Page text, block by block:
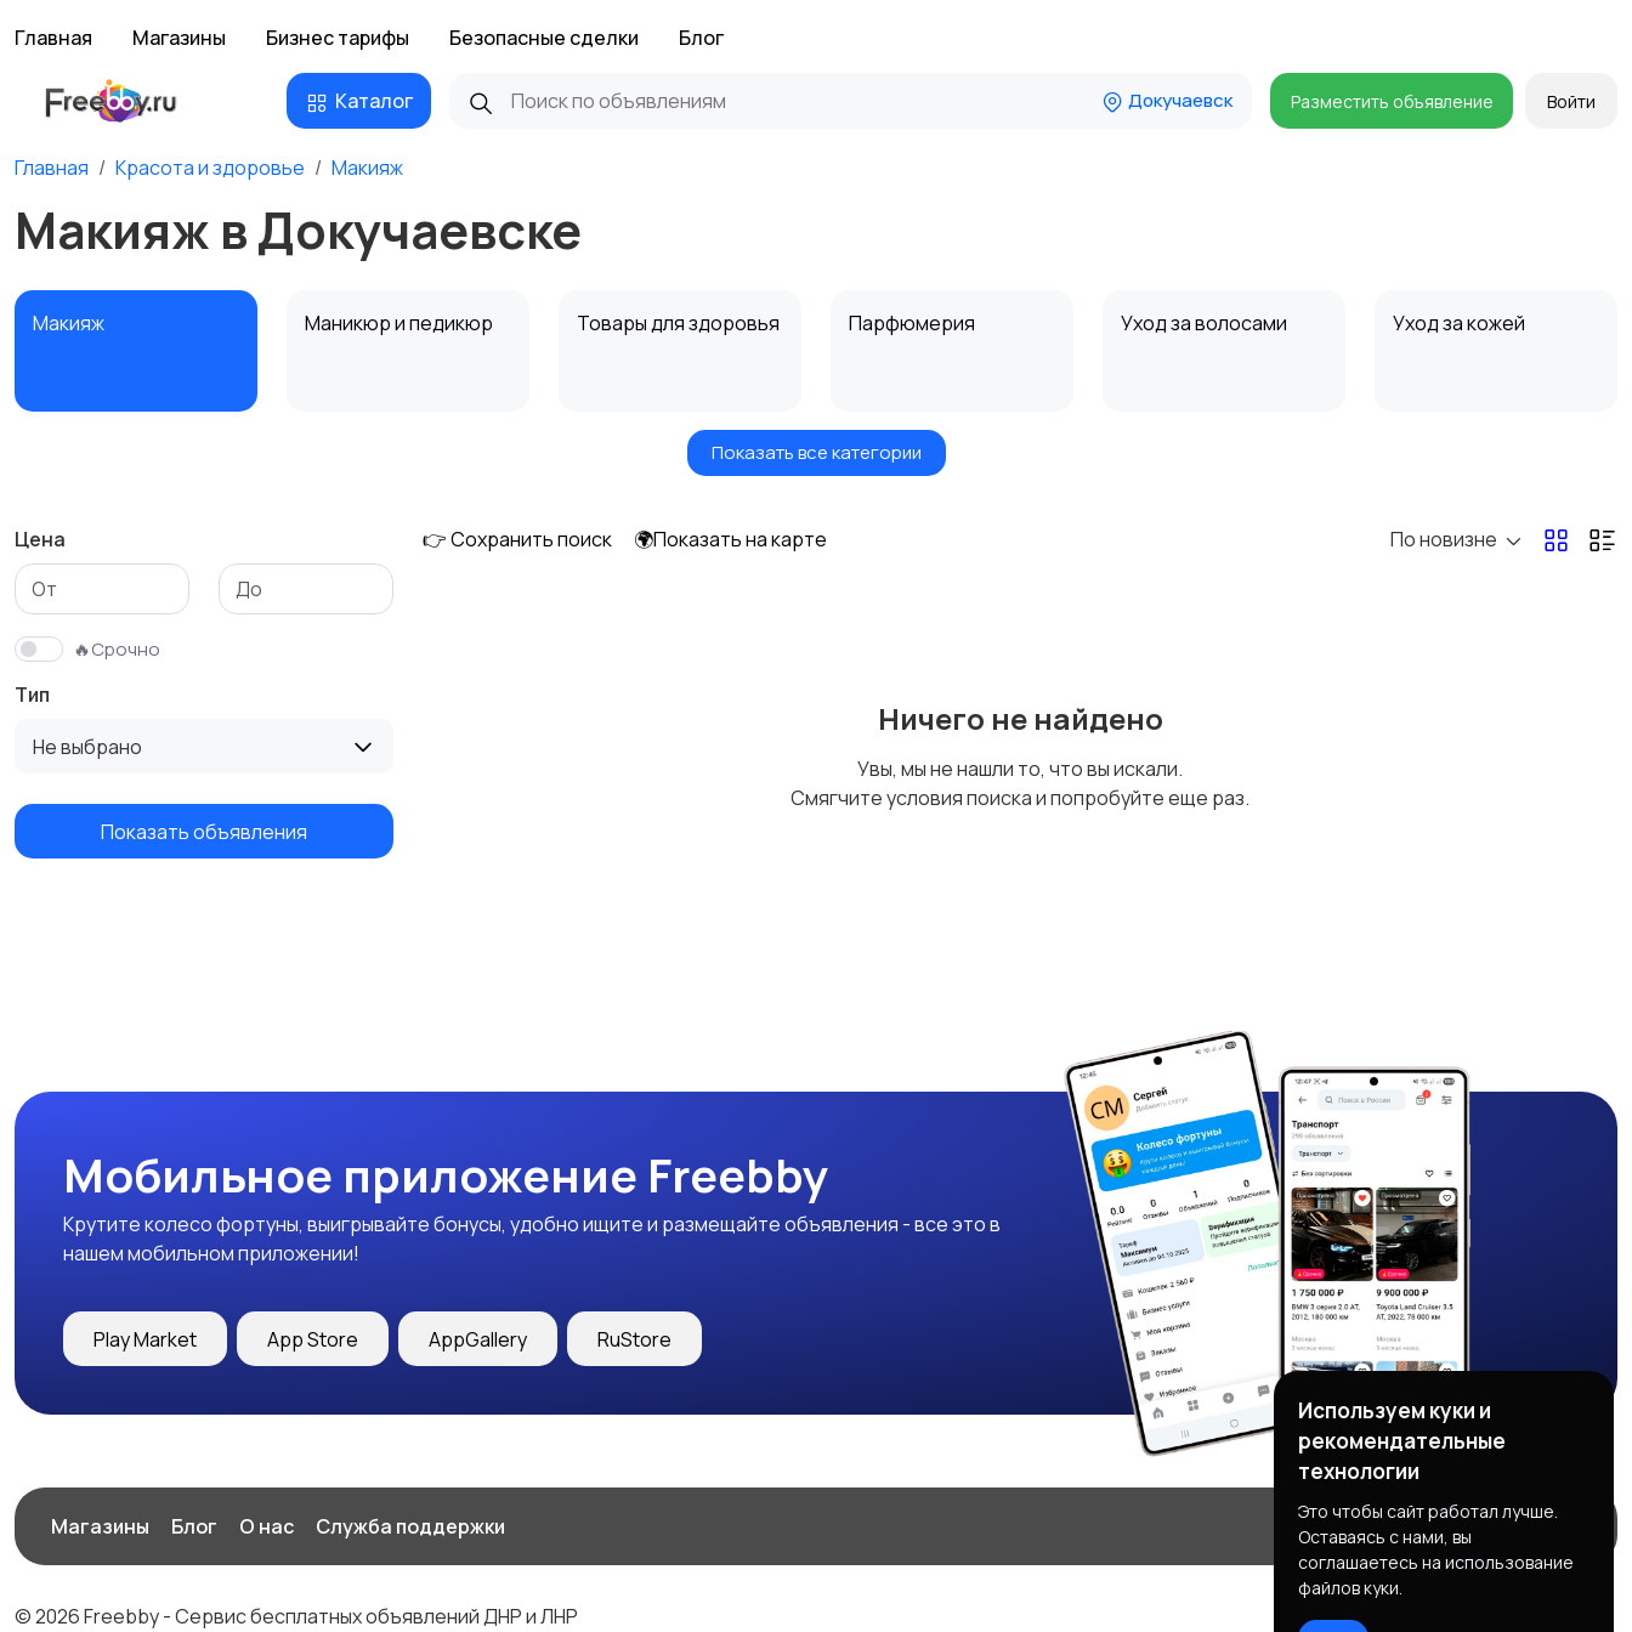
Главная Магазины Бизнес тарифы Безопасные сделки Блог
Каталог Докучаевск Разместить объявление Войти
Главная Красота и здоровье Макияж
Макияж в Докучаевске
Макияж Маникюр и педикюр Товары для здоровья Парфюмерия Уход за волосами Уход за кожей
Средства для
Другое
Показать все категории
Цена
🔥Срочно
Тип
Не выбрано
Показать объявления
👉 Сохранить поиск 🌍Показать на карте По новизне
Ничего не найдено
Увы, мы не нашли то, что вы искали.
Смягчите условия поиска и попробуйте еще раз.
Мобильное приложение Freebby
Крутите колесо фортуны, выигрывайте бонусы, удобно ищите и размещайте объявления - все это в
нашем мобильном приложении!
Play Market App Store AppGallery RuStore
Магазины Блог О нас Служба поддержки
© 2026 Freebby - Сервис бесплатных объявлений ДНР и ЛНР
Используем куки и
рекомендательные
технологии
Это чтобы сайт работал лучше.
Оставаясь с нами, вы
соглашаетесь на использование
файлов куки.